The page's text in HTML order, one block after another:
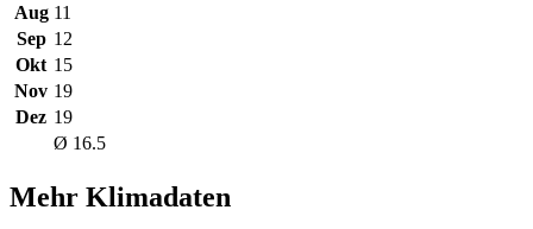
Aug 11
Sep 12
Okt 15
Nov 19
Dez 19
Ø 16.5
Mehr Klimadaten